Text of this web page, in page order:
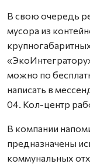
В свою очередь
мусора из
можно по
написать в
04. Кол-центр
В компании
предназначены
коммунальных